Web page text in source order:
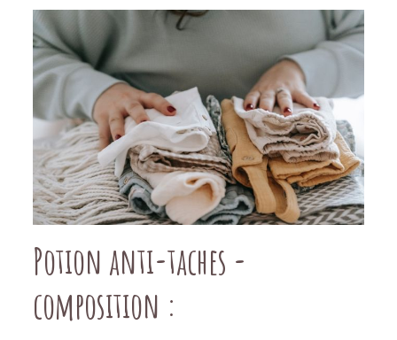
Potion anti-taches -
composition :